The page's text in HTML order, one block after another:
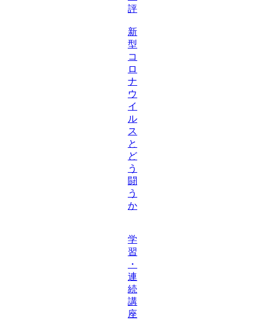
評
新
型
コ
ロ
ナ
ウ
イ
ル
ス
と
ど
う
闘
う
か
学
習
・
連
続
講
座